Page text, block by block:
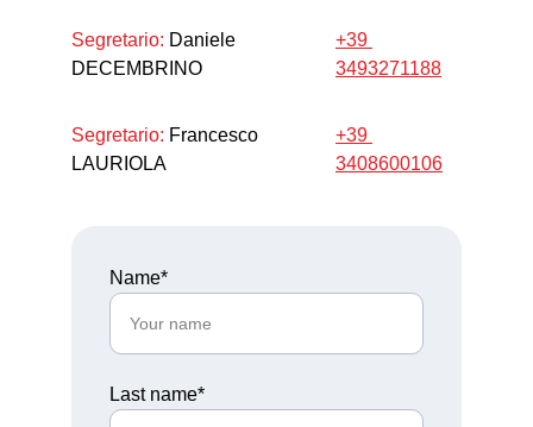
Segretario: Daniele
DECEMBRINO
Segretario: Francesco
LAURIOLA
Name*
Last name*
+39
3493271188
+39
3408600106